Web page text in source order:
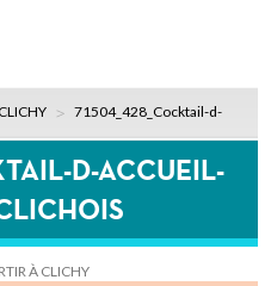
71504_428_Cocktail-d-
D-ACCUEIL-
À CLICHY